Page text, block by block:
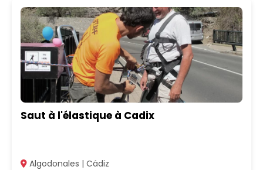
Saut à l'élastique à Cadix
Algodonales | Cádiz